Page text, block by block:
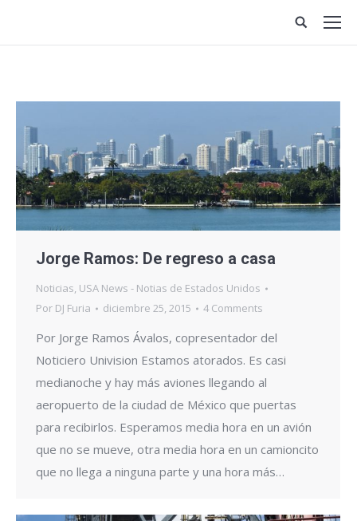
Site
search:
Jorge Ramos: De regreso a casa
Noticias, USA News - Notias de Estados Unidos
Por DJ Furia diciembre 25, 2015 4 Comments
Por Jorge Ramos Ávalos, copresentador del
Noticiero Univision Estamos atorados. Es casi
medianoche y hay más aviones llegando al
aeropuerto de la ciudad de México que puertas
para recibirlos. Esperamos media hora en un avión
que no se mueve, otra media hora en un camioncito
que no llega a ninguna parte y una hora más…